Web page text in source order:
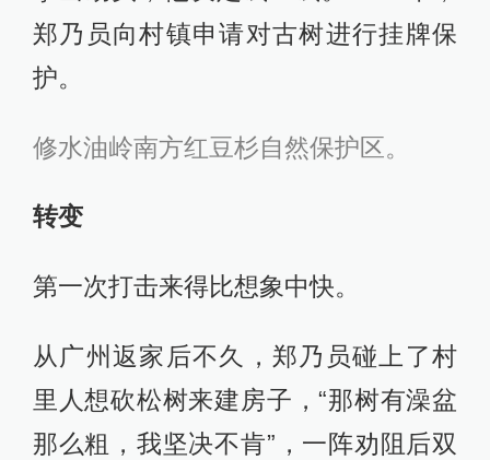
郑乃员向村镇申请对古树进行挂牌保
护。
修水油岭南方红豆杉自然保护区。
转变
第一次打击来得比想象中快。
从广州返家后不久，郑乃员碰上了村
里人想砍松树来建房子，“那树有澡盆
那么粗，我坚决不肯”，一阵劝阻后双